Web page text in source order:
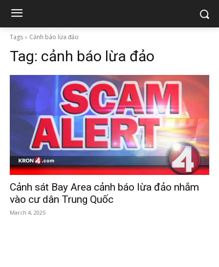
Tags Cảnh báo lừa đảo
Tag: cảnh báo lừa đảo
Cảnh sát Bay Area cảnh báo lừa đảo nhắm
vào cư dân Trung Quốc
March 4, 2025